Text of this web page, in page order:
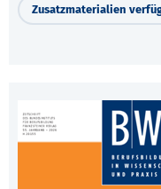
Zusatzmaterialien